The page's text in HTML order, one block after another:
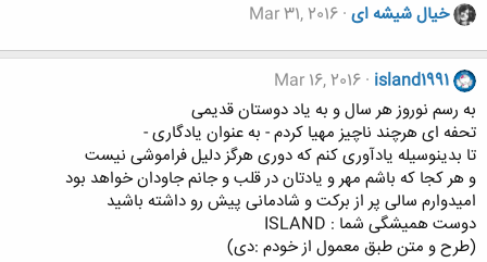
خیال شیشه ای Mar 31, 2016
island1991
Mar 16, 2016
به رسم نوروز هر سال و به یاد دوستان قدیمی
تحفه ای هرچند ناچیز مهیا کردم - به عنوان یادگاری -
تا بدینوسیله یادآوری کنم که دوری هرگز دلیل فراموشی نیست
و هر کجا که باشم مهر و یادتان در قلب و جانم جاودان خواهد بود
امیدوارم سالی پر از برکت و شادمانی پیش رو داشته باشید
دوست همیشگی شما : ISLAND
(طرح و متن طبق معمول از خودم :دی)